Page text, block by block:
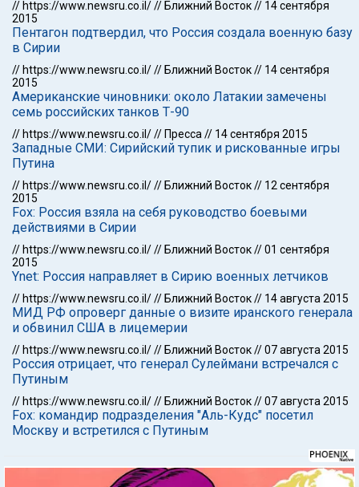
// https://www.newsru.co.il/// Ближний Восток// 14 сентября
2015
Пентагон подтвердил, что Россия создала военную базу
в Сирии
// https://www.newsru.co.il/// Ближний Восток// 14 сентября
2015
Американские чиновники: около Латакии замечены
семь российских танков Т-90
// https://www.newsru.co.il/// Пресса // 14 сентября 2015
Западные СМИ: Сирийский тупик и рискованные игры
Путина
// https://www.newsru.co.il/// Ближний Восток// 12 сентября
2015
Fox: Россия взяла на себя руководство боевыми
действиями в Сирии
// https://www.newsru.co.il/// Ближний Восток//01 сентября
2015
Ynet: Россия направляет в Сирию военных летчиков
// https://www.newsru.co.il/// Ближний Восток// 14 августа 2015
МИД РФ опроверг данные о визите иранского генерала
и обвинил США в лицемерии
// https://www.newsru.co.il/// Ближний Восток//07 августа 2015
Россия отрицает, что генерал Сулеймани встречался с
Путиным
// https://www.newsru.co.il/// Ближний Восток//07 августа 2015
Fox: командир подразделения "Аль-Кудс" посетил
Москву и встретился с Путиным